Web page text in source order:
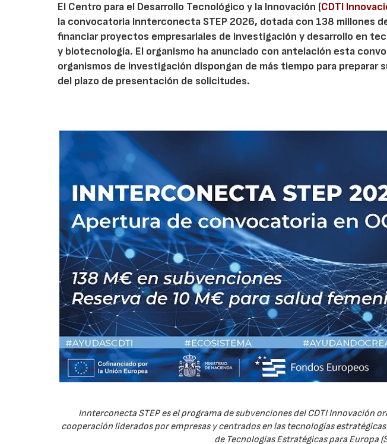
El Centro para el Desarrollo Tecnológico y la Innovación (CDTI
la convocatoria Innterconecta STEP 2026, dotada con 138 millones
financiar proyectos empresariales de investigación y desarrollo en
y biotecnología. El organismo ha anunciado con antelación esta
organismos de investigación dispongan de más tiempo para preparar
del plazo de presentación de solicitudes.
Innterconecta STEP es el programa de subvenciones del CDTI Innovación
cooperación liderados por empresas y centrados en las tecnologías
de Tecnologías Estratégicas para Europa